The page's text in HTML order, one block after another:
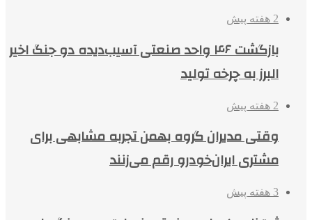
2 هفته پیش
بازگشت ۴۶ واحد صنعتی آسیب‌دیده دو جنگ اخیر
البرز به چرخه تولید
2 هفته پیش
وقتی مدیران گروه بهمن تجربه مشابهی برای
مشتری ایران‌خودرو رقم می‌زنند
3 هفته پیش